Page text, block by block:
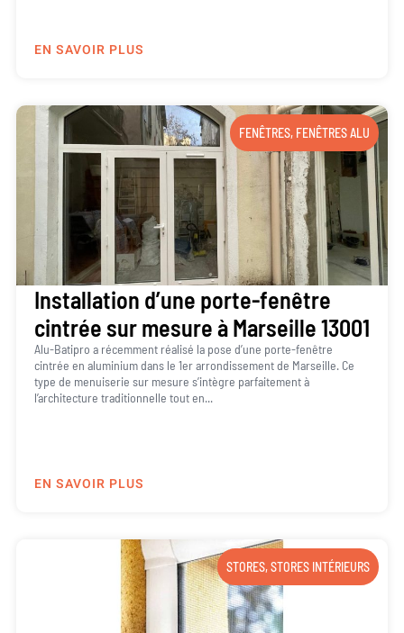
EN SAVOIR PLUS
FENÊTRES, FENÊTRES ALU
Installation d’une porte-fenêtre
cintrée sur mesure à Marseille 13001
Alu-Batipro a récemment réalisé la pose d’une porte-fenêtre
cintrée en aluminium dans le 1er arrondissement de Marseille. Ce
type de menuiserie sur mesure s’intègre parfaitement à
l’architecture traditionnelle tout en...
EN SAVOIR PLUS
STORES,STORES INTÉRIEURS